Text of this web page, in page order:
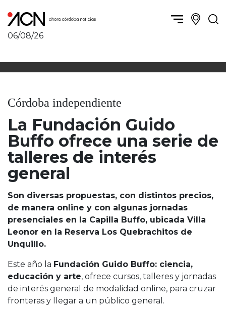
06/08/26
Política y Economía
Córdoba obrera
Córdoba, la Docta
Ambiente y sustentabilidad
Deportes
Córdoba diverse
Córdoba independiente
Humor
Córdoba, la ciudad
Villa María y zona
San Francisco y zona
Traslasierra
Punilla / Carlos Paz
Alta Gracia
Valle de Calamuchita
Jesús María y norte
Cruz del Eje
Laboulaye y sur
Bell Ville
Río Tercero
Córdoba independiente
La Fundación Guido
Buffo ofrece una serie de
talleres de interés
general
Son diversas propuestas, con distintos precios,
de manera online y con algunas jornadas
presenciales en la Capilla Buffo, ubicada Villa
Leonor en la Reserva Los Quebrachitos de
Unquillo.
Este año la Fundación Guido Buffo: ciencia,
educación y arte, ofrece cursos, talleres y jornadas
de interés general de modalidad online, para cruzar
fronteras y llegar a un público general.